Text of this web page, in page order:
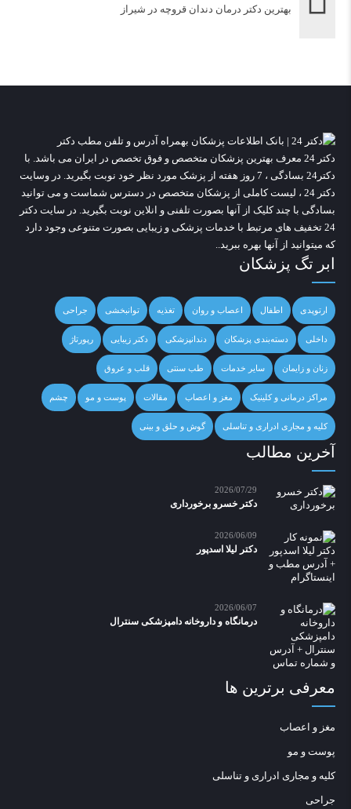
بهترین دکتر درمان دندان قروچه در شیراز
دکتر 24
معرف بهترین پزشکان متخصص و فوق تخصص در ایران می باشد. با
دکتر24 بسادگی ، 7 روز هفته از پزشک مورد نظر خود نوبت بگیرید. در وسایت
دکتر 24
، لیست کاملی از پزشکان متخصص در دسترس شماست و می توانید
بسادگی با چند کلیک از آنها بصورت تلفنی و انلاین نوبت بگیرید. در سایت دکتر
24 تخفیف های مرتبط با خدمات پزشکی و زیبایی بصورت متنوعی وجود دارد
که میتوانید از آنها بهره ببرید..
ابر تگ پزشکان
ارتوپدی اطفال اعصاب و روان تغذیه توانبخشی جراحی
داخلی دسته‌بندی پزشکان دندانپزشکی دکتر زیبایی رپورتاژ
زنان و زایمان سایر خدمات طب سنتی قلب و عروق
مراکز درمانی و کلینیک مغز و اعصاب مقالات پوست و مو چشم
کلیه و مجاری ادراری و تناسلی گوش و حلق و بینی
آخرین مطالب
2026/07/29
دکتر خسرو برخورداری
2026/06/09
دکتر لیلا اسدپور
2026/06/07
درمانگاه و داروخانه دامپزشکی سنترال
معرفی برترین ها
مغز و اعصاب
پوست و مو
کلیه و مجاری ادراری و تناسلی
جراحی